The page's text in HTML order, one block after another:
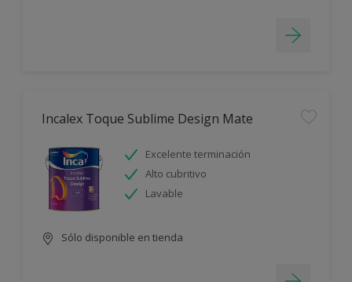
Incalex Toque Sublime Design Mate
Excelente terminación
Alto cubritivo
Lavable
Sólo disponible en tienda